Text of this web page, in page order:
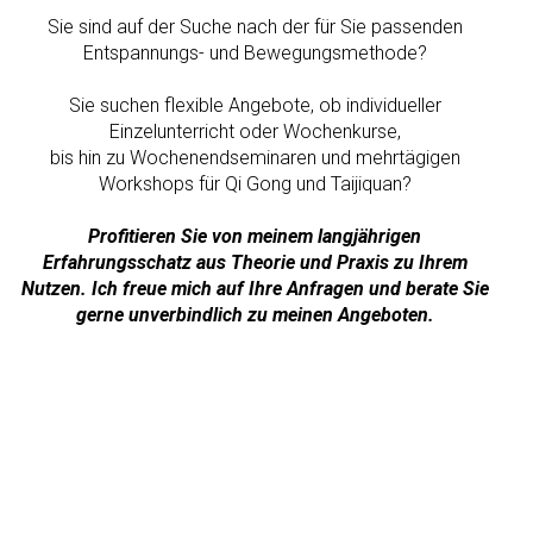
Sie sind auf der Suche nach der für Sie passenden
Entspannungs- und Bewegungsmethode?
Sie suchen flexible Angebote, ob individueller
Einzelunterricht oder Wochenkurse,
bis hin zu Wochenendseminaren und mehrtägigen
Workshops für Qi Gong und Taijiquan?
Profitieren Sie von meinem langjährigen
Erfahrungsschatz aus Theorie und Praxis zu Ihrem
Nutzen. Ich freue mich auf Ihre Anfragen und berate Sie
gerne unverbindlich zu meinen Angeboten.